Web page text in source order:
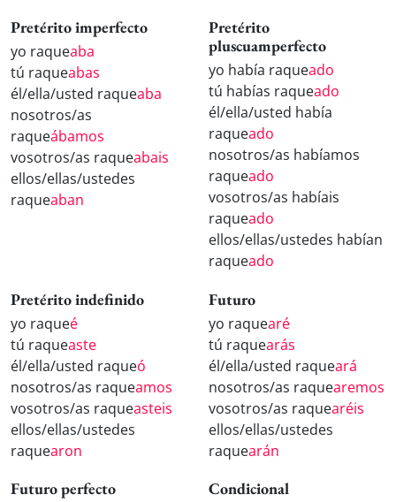
Pretérito imperfecto
yo raqueaba
tú raqueabas
él/ella/usted raqueaba
nosotros/as
raqueábamos
vosotros/as raqueabais
ellos/ellas/ustedes
raqueaban
Pretérito
pluscuamperfecto
yo había raqueado
tú habías raqueado
él/ella/usted había
raqueado
nosotros/as habíamos
raqueado
vosotros/as habíais
raqueado
ellos/ellas/ustedes habían
raqueado
Pretérito indefinido
yo raqueé
tú raqueaste
él/ella/usted raqueó
nosotros/as raqueamos
vosotros/as raqueasteis
ellos/ellas/ustedes
raquearon
Futuro
yo raquearé
tú raquearás
él/ella/usted raqueará
nosotros/as raquearemos
vosotros/as raquearéis
ellos/ellas/ustedes
raquearán
Futuro perfecto Condicional